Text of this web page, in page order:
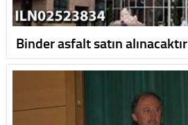
Binder asfalt satın alınacaktır